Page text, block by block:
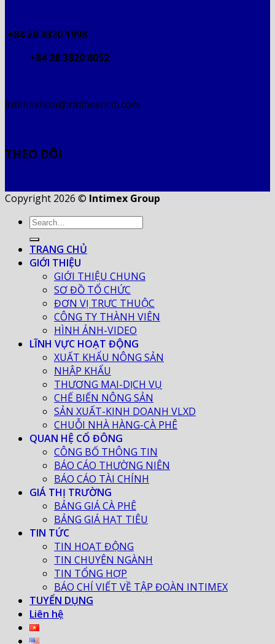
+84 28 3820 1998
+84 28 3820 8052
intimexhcm@intimexhcm.com
THEO DÕI
Copyright 2026 © Intimex Group
TRANG CHỦ
GIỚI THIỆU
GIỚI THIỆU CHUNG
SƠ ĐỒ TỔ CHỨC
ĐƠN VỊ TRỰC THUỘC
CÔNG TY THÀNH VIÊN
HÌNH ẢNH-VIDEO
LĨNH VỰC HOẠT ĐỘNG
XUẤT KHẨU NÔNG SẢN
NHẬP KHẨU
THƯƠNG MẠI-DỊCH VỤ
CHẾ BIẾN NÔNG SẢN
SẢN XUẤT-KINH DOANH VLXD
CHUỖI NHÀ HÀNG-CÀ PHÊ
QUAN HỆ CỔ ĐÔNG
CÔNG BỐ THÔNG TIN
BÁO CÁO THƯỜNG NIÊN
BÁO CÁO TÀI CHÍNH
GIÁ THỊ TRƯỜNG
BẢNG GIÁ CÀ PHÊ
BẢNG GIÁ HẠT TIÊU
TIN TỨC
TIN HOẠT ĐỘNG
TIN CHUYÊN NGÀNH
TIN TỔNG HỢP
BÁO CHÍ VIẾT VỀ TẬP ĐOÀN INTIMEX
TUYỂN DỤNG
Liên hệ